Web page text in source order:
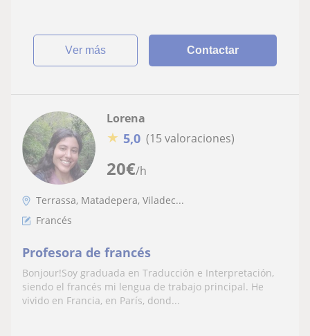
ver más Contactar
20€/h
Lorena
★ 5,0 (15 valoraciones)
Terrassa, Matadepera, Viladec...
Francés
Profesora de francés
Bonjour!Soy graduada en Traducción e Interpretación,
siendo el francés mi lengua de trabajo principal. He
vivido en Francia, en París, dond...